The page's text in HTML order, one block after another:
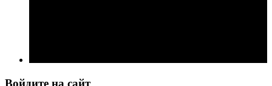
Войдите на сайт